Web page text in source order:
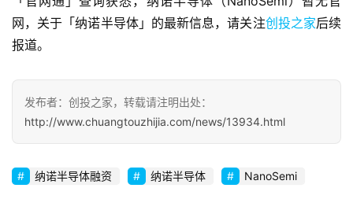
业
观
察
创
企
业
品
网，关于「纳诺半导体」的最新信息，请关注创投之家后续
报道。
发布者：创投之家，转载请注明出处：
http://www.chuangtouzhijia.com/news/13934.html
纳诺半导体融资 纳诺半导体 NanoSemi